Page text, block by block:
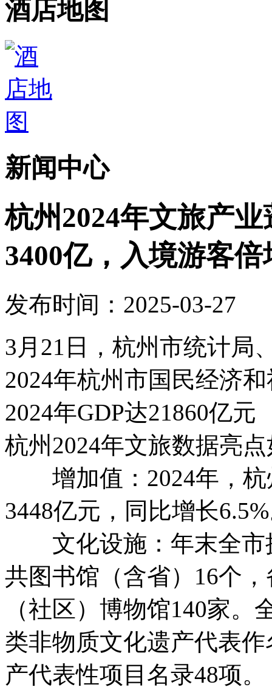
酒店地图
新闻中心
杭州2024年文旅产
3400亿，入境游客倍
发布时间：2025-03-27
3月21日，杭州市统计局
2024年杭州市国民经济
2024年GDP达21860亿
杭州2024年文旅数据亮
增加值：2024年，杭
3448亿元，同比增长
文化设施：年末全市
共图书馆（含省）16个
（社区）博物馆140家
类非物质文化遗产代表
产代表性项目名录48项。